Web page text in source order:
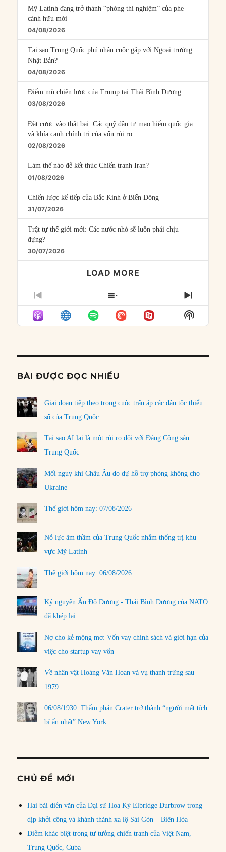
Mỹ Latinh đang trở thành “phòng thí nghiệm” của phe
cánh hữu mới
04/08/2026
Tại sao Trung Quốc phủ nhận cuộc gặp với Ngoại trưởng
Nhật Bản?
04/08/2026
Điểm mù chiến lược của Trump tại Thái Bình Dương
03/08/2026
Đặt cược vào thất bại: Các quỹ đầu tư mạo hiểm quốc gia
và khía cạnh chính trị của vốn rủi ro
02/08/2026
Làm thế nào để kết thúc Chiến tranh Iran?
01/08/2026
Chiến lược kế tiếp của Bắc Kinh ở Biển Đông
31/07/2026
Trật tự thế giới mới: Các nước nhỏ sẽ luôn phải chịu
đựng?
30/07/2026
LOAD MORE
PREVIOUS
EPISODE
SHOW
EPISODES
LIST
NEXT
Show
Podcast
BÀI ĐƯỢC ĐỌC NHIỀU
Giai đoạn tiếp theo trong cuộc trấn áp các dân tộc thiểu
số của Trung Quốc
Tại sao AI lại là một rủi ro đối với Đảng Cộng sản
Trung Quốc
Mối nguy khi Châu Âu do dự hỗ trợ phòng không cho
Ukraine
Thế giới hôm nay: 07/08/2026
Nỗ lực âm thầm của Trung Quốc nhằm thống trị khu
vực Mỹ Latinh
Thế giới hôm nay: 06/08/2026
Kỷ nguyên Ấn Độ Dương - Thái Bình Dương của NATO
đã khép lại
Nợ cho kẻ mộng mơ: Vốn vay chính sách và giới hạn của
việc cho startup vay vốn
Về nhân vật Hoàng Văn Hoan và vụ thanh trừng sau
1979
06/08/1930: Thẩm phán Crater trở thành “người mất tích
bí ẩn nhất” New York
CHỦ ĐỀ MỚI
Hai bài diễn văn của Đại sứ Hoa Kỳ Elbridge Durbrow trong
dịp khởi công và khánh thành xa lộ Sài Gòn – Biên Hòa
Điểm khác biệt trong tư tưởng chiến tranh của Việt Nam,
Trung Quốc, Cuba